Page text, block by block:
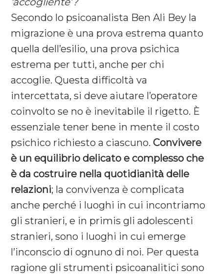
Secondo lo psicoanalista Ben Ali Bey la
migrazione è una prova estrema quanto
quella dell’esilio, una prova psichica
estrema per tutti, anche per chi
accoglie. Questa difficoltà va
intercettata, si deve aiutare l’operatore
coinvolto se no è inevitabile il rigetto. È
essenziale tener bene in mente il costo
psichico richiesto a ciascuno.Convivere
è un equilibrio delicato e complesso che
è da costruire nella quotidianità̀ delle
relazioni; la convivenza è complicata
anche perché i luoghi in cui incontriamo
gli stranieri, e in primis gli adolescenti
stranieri, sono i luoghi in cui emerge
l’inconscio di ognuno di noi. Per questa
ragione gli strumenti psicoanalitici sono